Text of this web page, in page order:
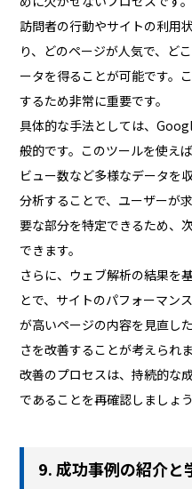
訪問者の行動やサイトの利用
り、どのページが人気で、ど
ータを得ることが可能です。
するため非常に重要です。
具体的な手法としては、
般的です。このツールを使え
ビュー数など多様なデータを
分析することで、ユーザーが
要な部分を特定できるため、
できます。
さらに、ウェブ解析の結果を
とで、サイトのパフォーマン
が高いページの内容を見直し
さを改善することが考えられ
改善のプロセスは、持続的な
であることを再確認しましょう
9. 成功事例の紹介と